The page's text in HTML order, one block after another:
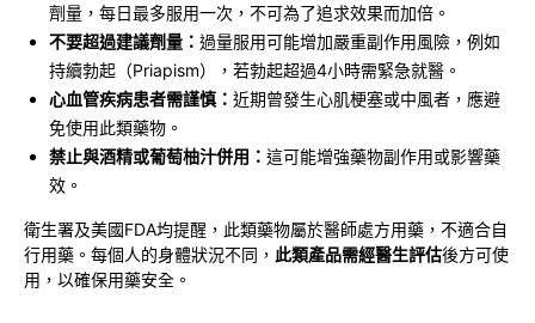
劑量，每日最多服用一次，不可為了追求效果而加倍。
不要超過建議劑量： 過量服用可能增加嚴重副作用風險，例如
持續勃起（Priapism），若勃起超過4小時需緊急就醫。
心血管疾病患者需謹慎： 近期曾發生心肌梗塞或中風者，應避
免使用此類藥物。
禁止與酒精或葡萄柚汁併用： 這可能增強藥物副作用或影響藥
效。
衛生署及美國FDA均提醒，此類藥物屬於醫師處方用藥，不適合自
行用藥。每個人的身體狀況不同， 此類產品需經醫生評估後方可使
用，以確保用藥安全。